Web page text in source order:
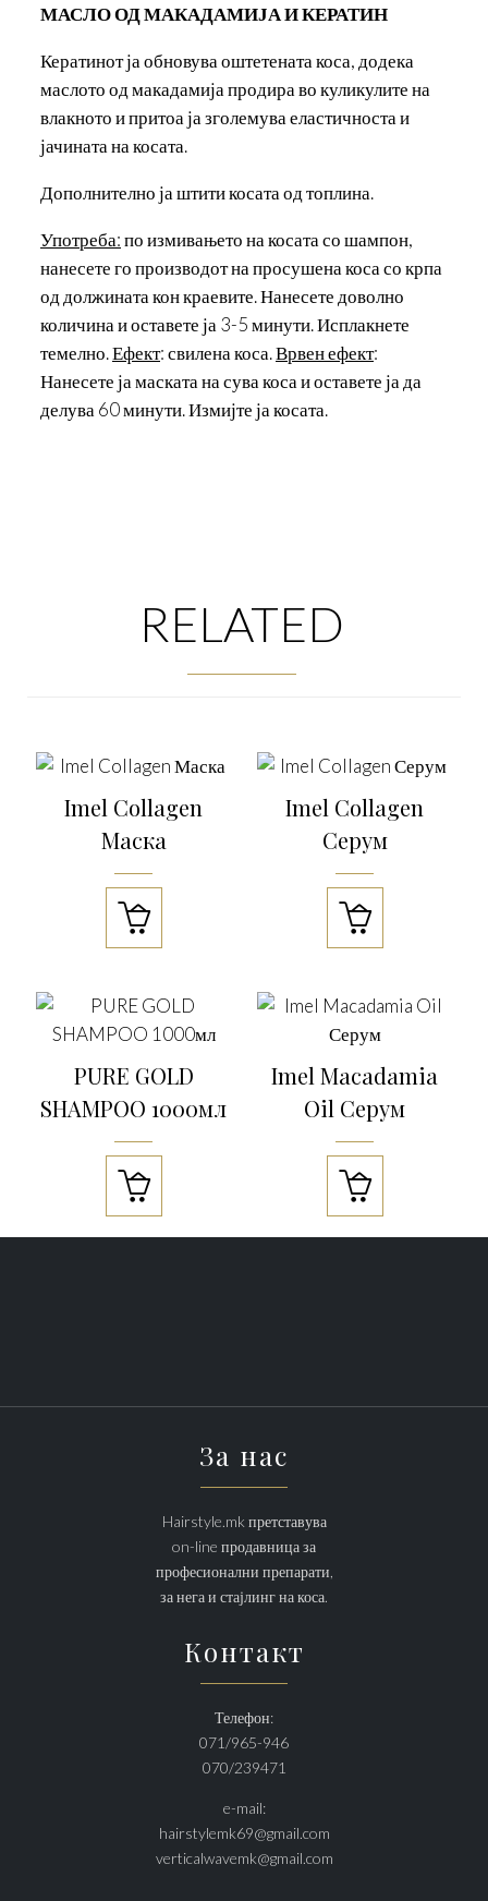
МАСЛО ОД МАКАДАМИЈА И КЕРАТИН
Кератинот ја обновува оштетената коса, додека
маслото од макадамија продира во куликулите на
влакното и притоа ја зголемува еластичноста и
јачината на косата.
Дополнително ја штити косата од топлина.
Употреба:по измивањето на косата со шампон,
нанесете го производот на просушена коса со крпа
од должината кон краевите. Нанесете доволно
количина и оставете ја 3-5 минути. Исплакнете
темелно.Ефект: свилена коса.Врвен ефект:
Нанесете ја маската на сува коса и оставете ја да
делува 60 минути. Измијте ја косата.
RELATED
Imel Collagen
Маска

Imel Collagen
Серум

PURE GOLD
SHAMPOO 1000мл

Imel Macadamia
Oil Серум

За нас
Hairstyle.mk претставува
on-line продавница за
професионални препарати,
за нега и стајлинг на коса.
Контакт
Телефон:
071/965-946
070/239471
e-mail:
hairstylemk69@gmail.com
verticalwavemk@gmail.com